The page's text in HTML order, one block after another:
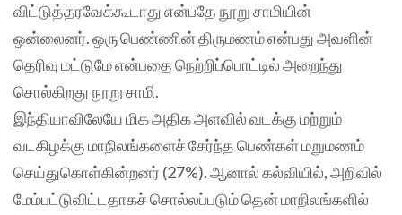
விட்டுத்தரவேக்கூடாது என்பதே நூறு சாமியின்
ஒன்லைனர். ஒரு பெண்ணின் திருமணம் என்பது அவளின்
தெரிவு மட்டுமே என்பதை நெற்றிப்பொட்டில் அறைந்து
சொல்கிறது நூறு சாமி.
இந்தியாவிலேயே மிக அதிக அளவில் வடக்கு மற்றும்
வடகிழக்கு மாநிலங்களைச் சேர்ந்த பெண்கள் மறுமணம்
செய்துகொள்கின்றனர் (27%). ஆனால் கல்வியில், அறிவில்
மேம்பட்டுவிட்டதாகச் சொல்லப்படும் தென் மாநிலங்களில்